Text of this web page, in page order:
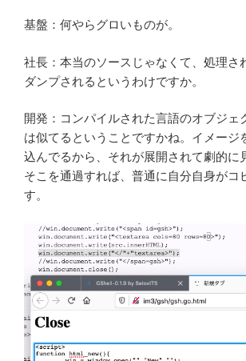
基盤：何やらグロいものが。
社長：本当のソースじゃなくて、処理さ
ダンプされるというわけですか。
開発：コンパイルされた言語のオブジェ
は似てるということですかね。イメージ
込んでるから、それが展開されて劇的に
そこを通過すれば、普通に自分自身がコ
す。